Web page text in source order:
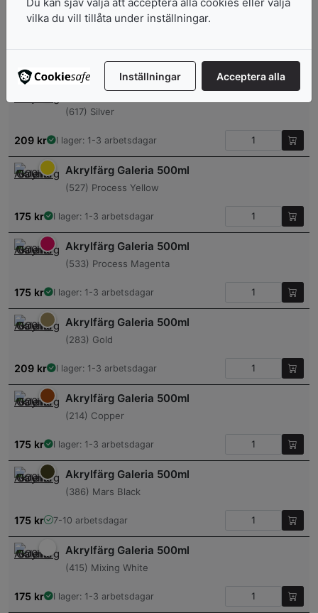
Akrylfärg Galeria 500ml
I lager: 1-3 arbetsdagar
Akrylfärg Galeria 500ml
(617) Silver
209 kr I lager: 1-3 arbetsdagar
Akrylfärg Galeria 500ml
(527) Process Yellow
175 kr I lager: 1-3 arbetsdagar
Akrylfärg Galeria 500ml
(533) Process Magenta
175 kr I lager: 1-3 arbetsdagar
Akrylfärg Galeria 500ml
(283) Gold
209 kr I lager: 1-3 arbetsdagar
Akrylfärg Galeria 500ml
(214) Copper
175 kr I lager: 1-3 arbetsdagar
Akrylfärg Galeria 500ml
(386) Mars Black
175 kr 7-10 arbetsdagar
Akrylfärg Galeria 500ml
(415) Mixing White
175 kr I lager: 1-3 arbetsdagar
vilka du vill tillåta under inställningar.
Inställningar Acceptera alla